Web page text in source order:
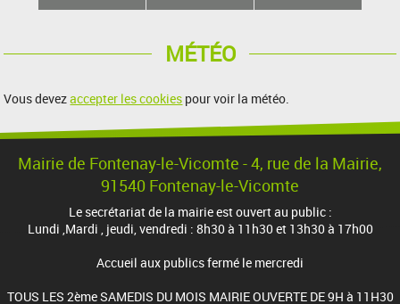
MÉTÉO
Vous devezaccepter les cookies pour voir la météo.
Mairie de Fontenay-le-Vicomte - 4, rue de la Mairie,
91540 Fontenay-le-Vicomte
Le secrétariat de la mairie est ouvert au public :
Lundi ,Mardi , jeudi, vendredi : 8h30 à 11h30 et 13h30 à 17h00
Accueil aux publics fermé le mercredi
TOUS LES 2ème SAMEDIS DU MOIS MAIRIE OUVERTE DE 9H à 11H30